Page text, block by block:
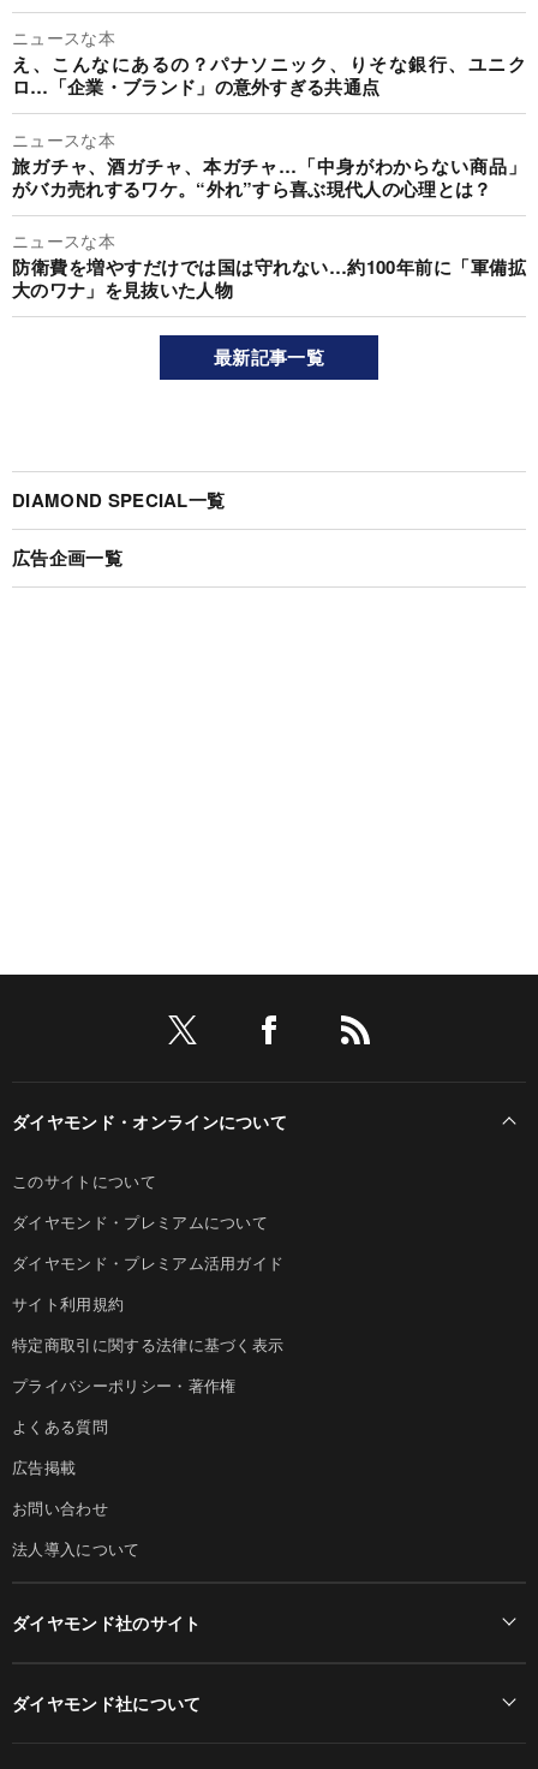
ニュースな本
え、こんなにあるの？パナソニック、りそな銀行、ユニク
ロ…「企業・ブランド」の意外すぎる共通点
ニュースな本
旅ガチャ、酒ガチャ、本ガチャ…「中身がわからない商品」
がバカ売れするワケ。“外れ”すら喜ぶ現代人の心理とは？
ニュースな本
防衛費を増やすだけでは国は守れない…約100年前に「軍備拡
大のワナ」を見抜いた人物
最新記事一覧
DIAMOND SPECIAL一覧
広告企画一覧
ダイヤモンド・オンラインについて
このサイトについて
ダイヤモンド・プレミアムについて
ダイヤモンド・プレミアム活用ガイド
サイト利用規約
特定商取引に関する法律に基づく表示
プライバシーポリシー・著作権
よくある質問
広告掲載
お問い合わせ
法人導入について
ダイヤモンド社のサイト
ダイヤモンド社について